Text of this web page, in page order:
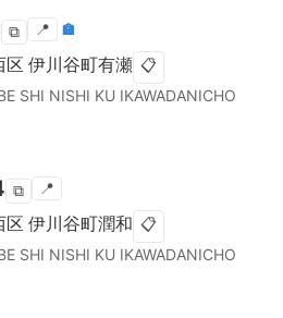
⧉ 📍 🏣
区 伊川谷町有瀬 📋
SHI NISHI KU IKAWADANICHO
⧉ 📍
区 伊川谷町潤和 📋
SHI NISHI KU IKAWADANICHO